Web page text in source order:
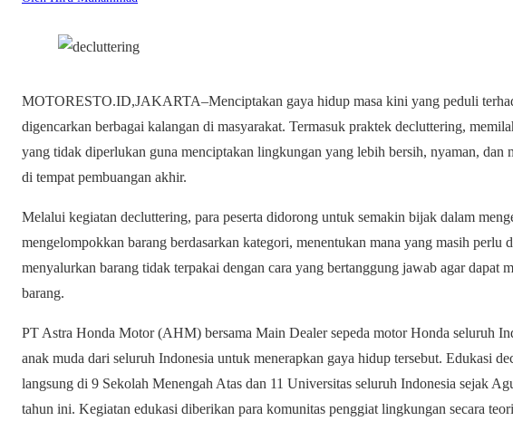
MOTORESTO.ID,JAKARTA–Menciptakan gaya hidup masa kini yang peduli
digencarkan berbagai kalangan di masyarakat. Termasuk praktek decluttering,
yang tidak diperlukan guna menciptakan lingkungan yang lebih bersih, nyaman, dan
di tempat pembuangan akhir.
Melalui kegiatan decluttering, para peserta didorong untuk semakin bijak dalam
mengelompokkan barang berdasarkan kategori, menentukan mana yang masih perlu
menyalurkan barang tidak terpakai dengan cara yang bertanggung jawab agar dapat
barang.
PT Astra Honda Motor (AHM) bersama Main Dealer sepeda motor Honda seluruh
anak muda dari seluruh Indonesia untuk menerapkan gaya hidup tersebut. Edukasi
langsung di 9 Sekolah Menengah Atas dan 11 Universitas seluruh Indonesia sejak
tahun ini. Kegiatan edukasi diberikan para komunitas penggiat lingkungan secara